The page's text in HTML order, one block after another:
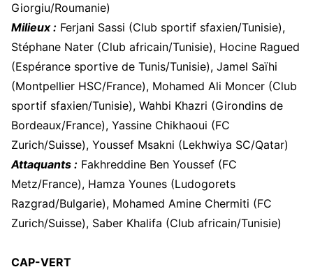
Giorgiu/Roumanie)
Milieux : Ferjani Sassi (Club sportif sfaxien/Tunisie),
Stéphane Nater (Club africain/Tunisie), Hocine Ragued
(Espérance sportive de Tunis/Tunisie), Jamel Saïhi
(Montpellier HSC/France), Mohamed Ali Moncer (Club
sportif sfaxien/Tunisie), Wahbi Khazri (Girondins de
Bordeaux/France), Yassine Chikhaoui (FC
Zurich/Suisse), Youssef Msakni (Lekhwiya SC/Qatar)
Attaquants : Fakhreddine Ben Youssef (FC
Metz/France), Hamza Younes (Ludogorets
Razgrad/Bulgarie), Mohamed Amine Chermiti (FC
Zurich/Suisse), Saber Khalifa (Club africain/Tunisie)
CAP-VERT